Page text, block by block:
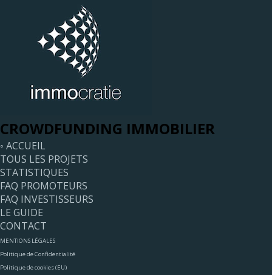
CROWDFUNDING IMMOBILIER
◦ ACCUEIL
TOUS LES PROJETS
STATISTIQUES
FAQ PROMOTEURS
FAQ INVESTISSEURS
LE GUIDE
CONTACT
MENTIONS LÉGALES
Politique de Confidentialité
Politique de cookies (EU)